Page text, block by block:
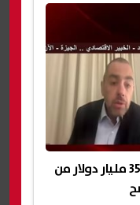
عمرو أديب يتساءل: أين ذهبت 35 مليار دولار من